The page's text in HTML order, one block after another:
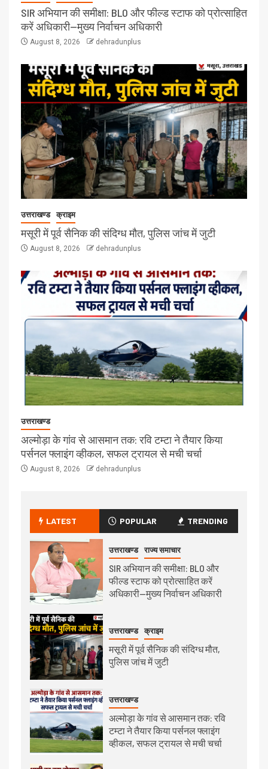
SIR अभियान की समीक्षा: BLO और फील्ड स्टाफ को प्रोत्साहित
करें अधिकारी—मुख्य निर्वाचन अधिकारी
August 8, 2026 dehradunplus
उत्तराखण्ड क्राइम
मसूरी में पूर्व सैनिक की संदिग्ध मौत, पुलिस जांच में जुटी
August 8, 2026 dehradunplus
उत्तराखण्ड
अल्मोड़ा के गांव से आसमान तक: रवि टम्टा ने तैयार किया
पर्सनल फ्लाइंग व्हीकल, सफल ट्रायल से मची चर्चा
August 8, 2026 dehradunplus
LATEST POPULAR TRENDING
उत्तराखण्ड राज्य समाचार
SIR अभियान की समीक्षा: BLO और
फील्ड स्टाफ को प्रोत्साहित करें
अधिकारी—मुख्य निर्वाचन अधिकारी
उत्तराखण्ड क्राइम
मसूरी में पूर्व सैनिक की संदिग्ध मौत,
पुलिस जांच में जुटी
उत्तराखण्ड
अल्मोड़ा के गांव से आसमान तक: रवि
टम्टा ने तैयार किया पर्सनल फ्लाइंग
व्हीकल, सफल ट्रायल से मची चर्चा